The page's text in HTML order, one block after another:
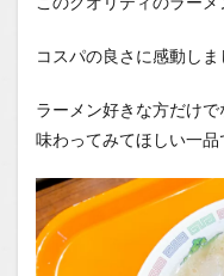
コスパの良さに感動しま
ラーメン好きな方だけ
味わってみてほしい一品